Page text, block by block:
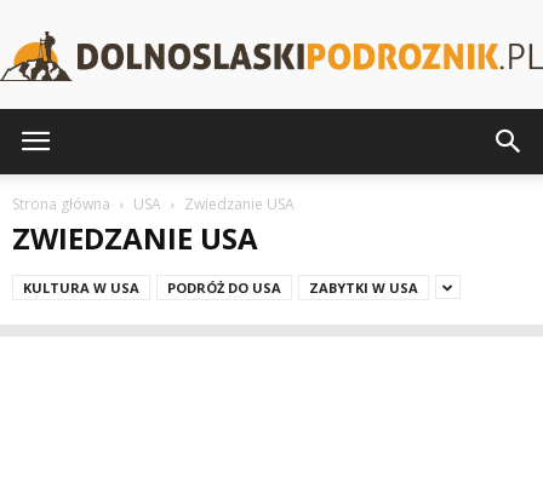
Strona główna USA Zwiedzanie USA
ZWIEDZANIE USA
KULTURA W USA PODRÓŻ DO USA ZABYTKI W USA